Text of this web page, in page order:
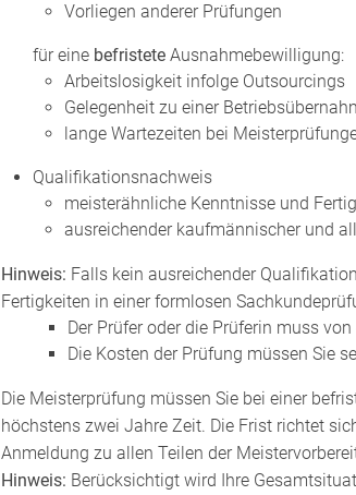
Vorliegen anderer Prüfungen
für eine befristeteAusnahmebewilligung:
Arbeitslosigkeit infolge Outsourcings
Gelegenheit zu einer
lange Wartezeiten bei
Qualifikationsnachweis
meisterähnliche Kenntnisse und
ausreichender kaufmännischer und
Hinweis: Falls kein ausreichender
Fertigkeiten in einer formlosen
Der Prüfer oder die Prüferin muss
Die Kosten der Prüfung müssen Sie
Die Meisterprüfung müssen Sie bei einer
höchstens zwei Jahre Zeit. Die Frist richtet
Anmeldung zu allen Teilen der
Hinweis: Berücksichtigt wird Ihre